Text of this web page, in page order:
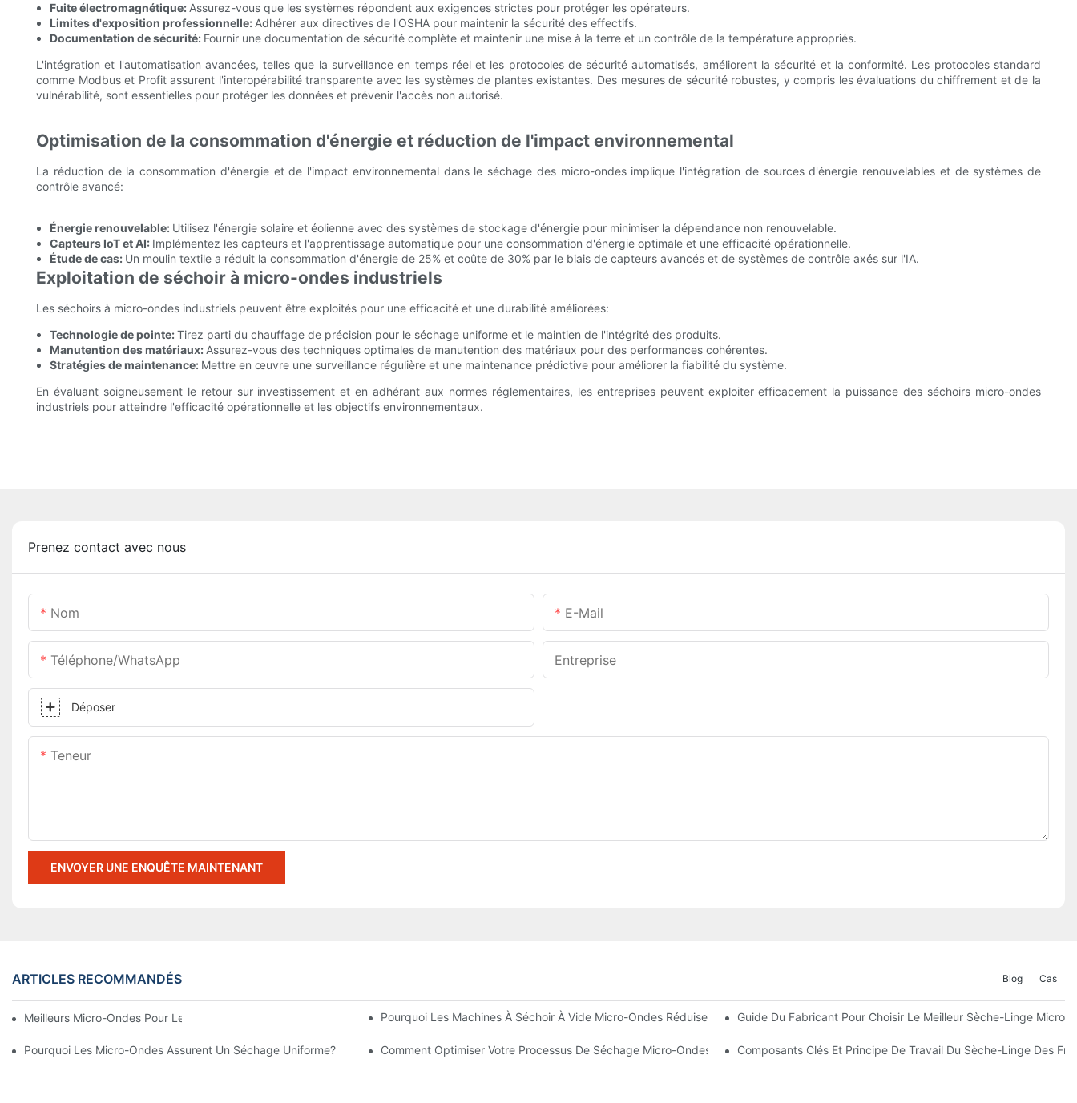
Fuite électromagnétique: Assurez-vous que les systèmes répondent aux exigences strictes pour protéger les opérateurs.
Limites d'exposition professionnelle: Adhérer aux directives de l'OSHA pour maintenir la sécurité des effectifs.
Documentation de sécurité: Fournir une documentation de sécurité complète et maintenir une mise à la terre et un contrôle de la température appropriés.
L'intégration et l'automatisation avancées, telles que la surveillance en temps réel et les protocoles de sécurité automatisés, améliorent la sécurité et la conformité. Les protocoles standard
comme Modbus et Profit assurent l'interopérabilité transparente avec les systèmes de plantes existantes. Des mesures de sécurité robustes, y compris les évaluations du chiffrement et de la
vulnérabilité, sont essentielles pour protéger les données et prévenir l'accès non autorisé.
Optimisation de la consommation d'énergie et réduction de l'impact environnemental
La réduction de la consommation d'énergie et de l'impact environnemental dans le séchage des micro-ondes implique l'intégration de sources d'énergie renouvelables et de systèmes de
contrôle avancé:
Énergie renouvelable: Utilisez l'énergie solaire et éolienne avec des systèmes de stockage d'énergie pour minimiser la dépendance non renouvelable.
Capteurs IoT et AI: Implémentez les capteurs et l'apprentissage automatique pour une consommation d'énergie optimale et une efficacité opérationnelle.
Étude de cas: Un moulin textile a réduit la consommation d'énergie de 25% et coûte de 30% par le biais de capteurs avancés et de systèmes de contrôle axés sur l'IA.
Exploitation de séchoir à micro-ondes industriels
Les séchoirs à micro-ondes industriels peuvent être exploités pour une efficacité et une durabilité améliorées:
Technologie de pointe:Tirez parti du chauffage de précision pour le séchage uniforme et le maintien de l'intégrité des produits.
Manutention des matériaux: Assurez-vous des techniques optimales de manutention des matériaux pour des performances cohérentes.
Stratégies de maintenance: Mettre en œuvre une surveillance régulière et une maintenance prédictive pour améliorer la fiabilité du système.
En évaluant soigneusement le retour sur investissement et en adhérant aux normes réglementaires, les entreprises peuvent exploiter efficacement la puissance des séchoirs micro-ondes
industriels pour atteindre l'efficacité opérationnelle et les objectifs environnementaux.
Prenez contact avec nous
Nom E-Mail
Téléphone/WhatsApp Entreprise
Déposer
Teneur
ENVOYER UNE ENQUÊTE MAINTENANT
ARTICLES RECOMMANDÉS Cas
Blog
Meilleurs Micro-Ondes Pour Les Problèmes De Sèche-Linge Pourquoi Les Machines À Séchoir À Vide Micro-Ondes Réduisent Les CoûtsGuide Du Fabricant Pour Choisir Le Meilleur Sèche-Linge Micro-
Pourquoi Les Micro-Ondes Assurent Un Séchage Uniforme? Comment Optimiser Votre Processus De Séchage Micro-Ondes Avec La Bonne MachineComposants Clés Et Principe De Travail Du Sèche-Linge Des